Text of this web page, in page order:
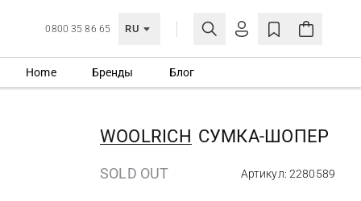
0800 35 86 65 RU
ЛИЧНЫЙ КАБИНЕТ
СОЗДАТЬ УЧЕТНУЮ ЗАПИСЬ
Home Бренды Блог
WOOLRICH СУМКА-ШОПЕР
SOLD OUT Артикул: 2280589